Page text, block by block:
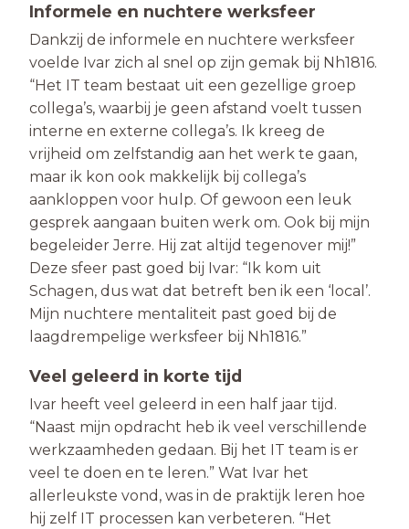
Informele en nuchtere werksfeer
Dankzij de informele en nuchtere werksfeer
voelde Ivar zich al snel op zijn gemak bij Nh1816.
“Het IT team bestaat uit een gezellige groep
collega’s, waarbij je geen afstand voelt tussen
interne en externe collega’s. Ik kreeg de
vrijheid om zelfstandig aan het werk te gaan,
maar ik kon ook makkelijk bij collega’s
aankloppen voor hulp. Of gewoon een leuk
gesprek aangaan buiten werk om. Ook bij mijn
begeleider Jerre. Hij zat altijd tegenover mij!”
Deze sfeer past goed bij Ivar: “Ik kom uit
Schagen, dus wat dat betreft ben ik een ‘local’.
Mijn nuchtere mentaliteit past goed bij de
laagdrempelige werksfeer bij Nh1816.”
Veel geleerd in korte tijd
Ivar heeft veel geleerd in een half jaar tijd.
“Naast mijn opdracht heb ik veel verschillende
werkzaamheden gedaan. Bij het IT team is er
veel te doen en te leren.” Wat Ivar het
allerleukste vond, was in de praktijk leren hoe
hij zelf IT processen kan verbeteren. “Het